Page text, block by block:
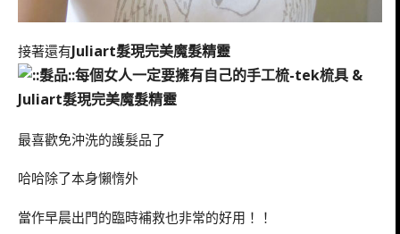
接著還有Juliart髮現完美魔髮精靈
最喜歡免沖洗的護髮品了
哈哈除了本身懶惰外
當作早晨出門的臨時補救也非常的好用！！